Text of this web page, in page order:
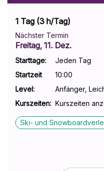
down
arrow
key
to
interact
the
calendar
and
select
1 Tag (3 h/Tag)
Nächster Termin
Freitag, 11. Dez.
Starttage:
Jeden Tag
Startzeit
10:00
Level:
Anfänger,
Kurszeiten: Kurszeiten
Ski- und